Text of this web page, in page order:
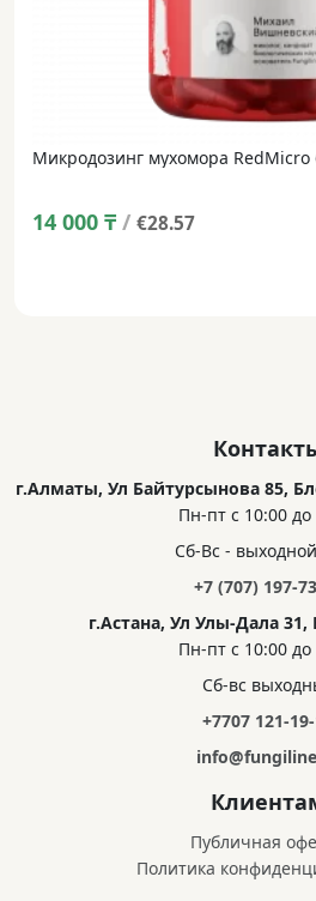
Микродозинг мухомора RedMicro
14 000 ₸ / €28.57
г.Алматы, Ул Байтурсынова 85,
Пн-пт с 10:00 до
Сб-Вс -
+7 (707) 197-
г.Астана, Ул Улы-Дала
Пн-пт с 10:00 до
Сб-вс
+7707 121-
Публичная
Политика